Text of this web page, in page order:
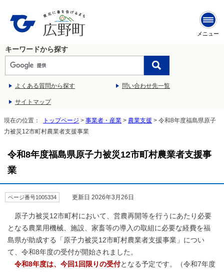
メニュー
キーワードから探す
よくある質問から探す 問い合わせ先一覧
サイトマップ
現在の位置： トップページ > 事業者・産業 > 農業支援 > 令和8年度福島県原子
力被災12市町村農業者支援事業
令和8年度福島県原子力被災12市町村農業者支援事
業
ページ番号1005334 更新日 2026年3月26日
原子力被災12市町村において、営農再開等を行うにあたり必要
となる農業用機械、施設、家畜等の導入の取組に必要な経費を福
島県が助成する「原子力被災12市町村農業者支援事業」につい
て、令和8年度の受付が開始されました。
令和8年度は、今回1回限りの受付となる予定です。（令和7年度